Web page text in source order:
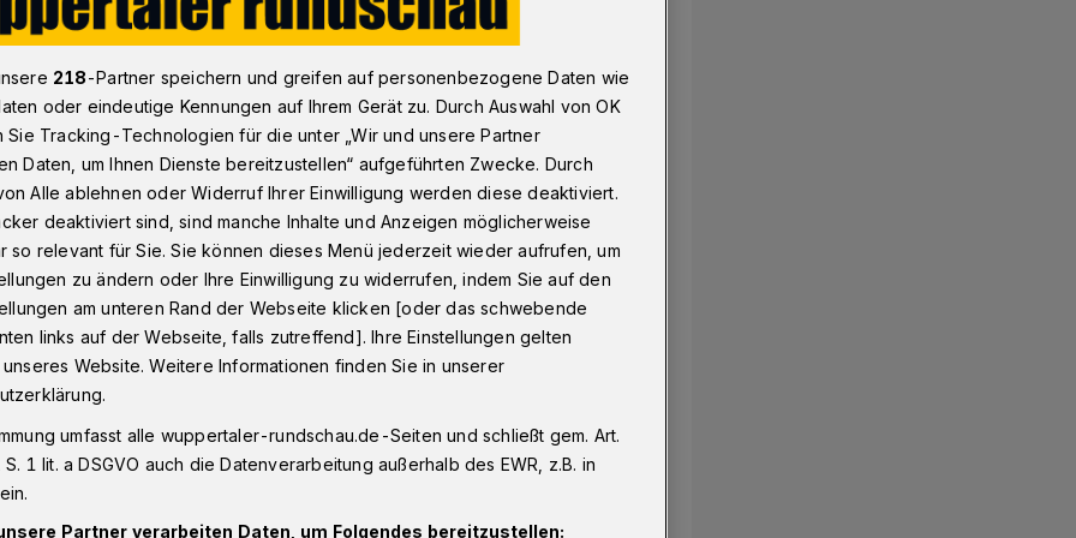
Wuppertaler Friedensstraße: Bebauungsplan soll geändert werden
Bebauungsplan
werden
des Bebauungsplans
eine
218-Partner speichern und greifen auf personenbezogene Daten wie
oder eindeutige Kennungen auf Ihrem Gerät zu. Durch Auswahl von OK
Sie Tracking-Technologien für die unter „Wir und unsere Partner
Daten, um Ihnen Dienste bereitzustellen“ aufgeführten Zwecke. Durch
Alle ablehnen oder Widerruf Ihrer Einwilligung werden diese deaktiviert.
deaktiviert sind, sind manche Inhalte und Anzeigen möglicherweise
so relevant für Sie. Sie können dieses Menü jederzeit wieder aufrufen, um
zu ändern oder Ihre Einwilligung zu widerrufen, indem Sie auf den
am unteren Rand der Webseite klicken [oder das schwebende
links auf der Webseite, falls zutreffend]. Ihre Einstellungen gelten
Website. Weitere Informationen finden Sie in unserer
umfasst alle wuppertaler-rundschau.de-Seiten und schließt gem. Art.
1 lit. a DSGVO auch die Datenverarbeitung außerhalb des EWR, z.B. in
Partner verarbeiten Daten, um Folgendes bereitzustellen: